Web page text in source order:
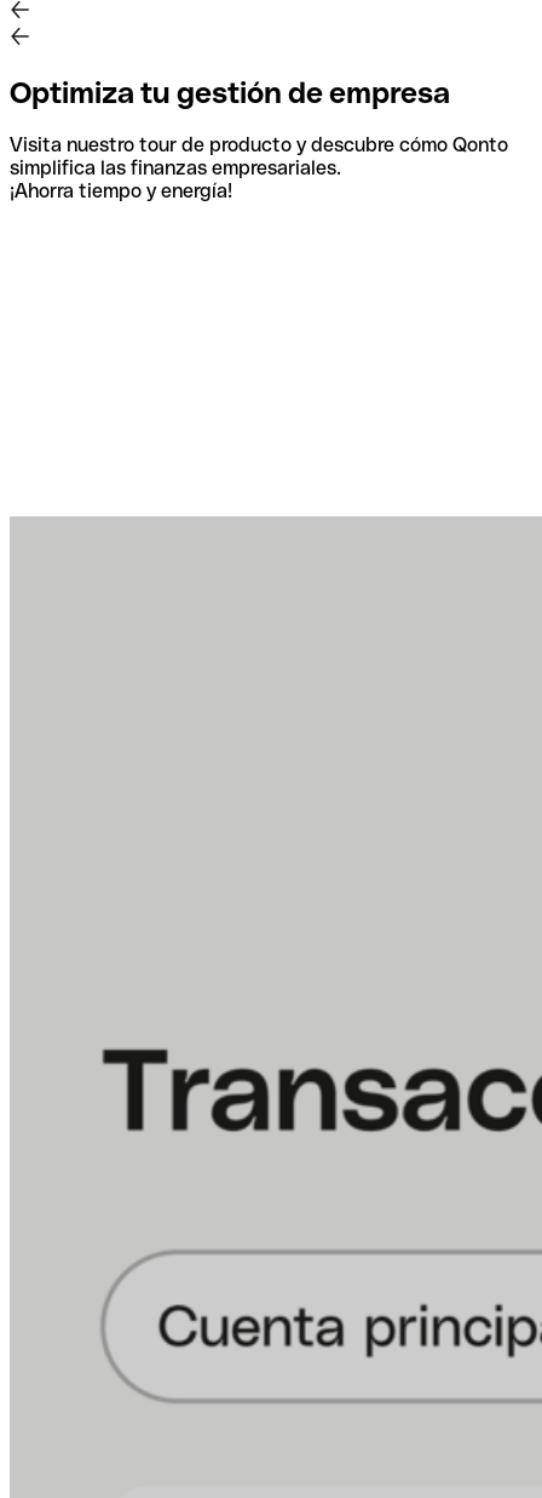
Optimiza tu gestión de empresa
Visita nuestro tour de producto y descubre cómo Qonto
simplifica las finanzas empresariales.
¡Ahorra tiempo y energía!